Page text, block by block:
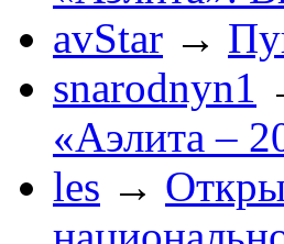
avStar →
snarodnyn1
«Аэлита –
les →